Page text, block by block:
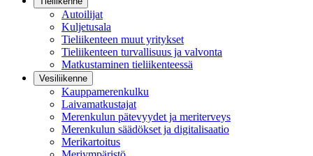
Autoilijat
Kuljetusala
Tieliikenteen muut yritykset
Tieliikenteen turvallisuus ja valvonta
Matkustaminen tieliikenteessä
Vesiliikenne
Kauppamerenkulku
Laivamatkustajat
Merenkulun pätevyydet ja meriterveys
Merenkulun säädökset ja digitalisaatio
Merikartoitus